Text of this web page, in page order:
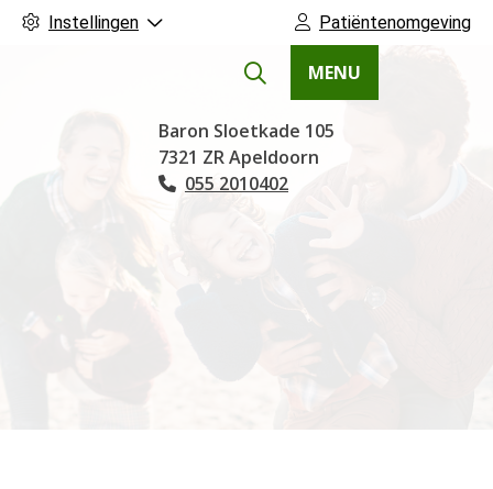
Instellingen Patiëntenomgeving
Hoofdmenu
MENU
Baron Sloetkade 105
7321 ZRApeldoorn
Tel:
055 2010402